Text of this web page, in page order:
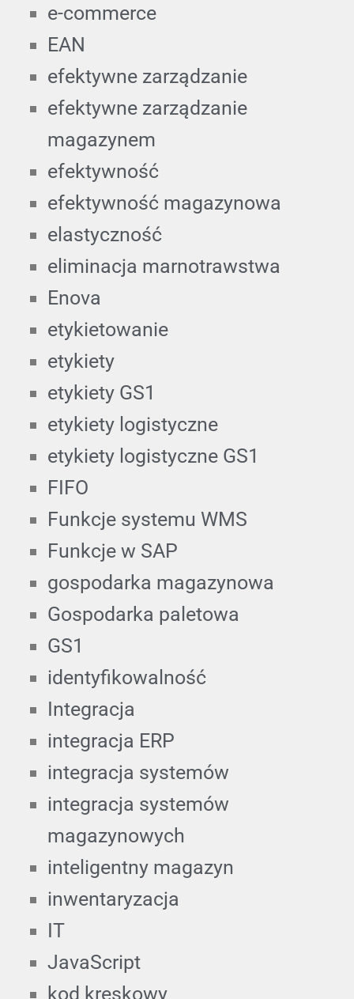
e-commerce
EAN
efektywne zarządzanie
efektywne zarządzanie
magazynem
efektywność
efektywność magazynowa
elastyczność
eliminacja marnotrawstwa
Enova
etykietowanie
etykiety
etykiety GS1
etykiety logistyczne
etykiety logistyczne GS1
FIFO
Funkcje systemu WMS
Funkcje w SAP
gospodarka magazynowa
Gospodarka paletowa
GS1
identyfikowalność
Integracja
integracja ERP
integracja systemów
integracja systemów
magazynowych
inteligentny magazyn
inwentaryzacja
IT
JavaScript
kod kreskowy